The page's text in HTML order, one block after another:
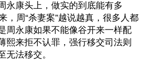
永康头上，做实的到底能有多
，周“杀妻案”越说越真，很多人都
周永康如果不能像谷开来一样配
熙来拒不认罪，强行移交司法则
无法移交。